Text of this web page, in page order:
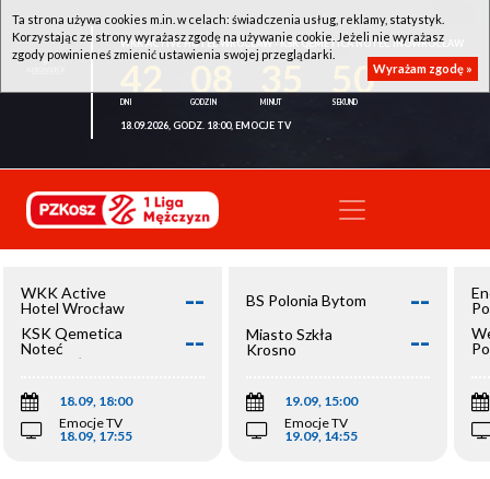
WKK ACTIVE HOTEL WROCŁAW - KSK QEMETICA NOTEĆ INOWROCŁAW
50
18.09.2026, GODZ. 18:00, EMOCJE TV
WKK Active
Hotel Wrocław
--
KSK Qemetica
Noteć
Inowrocław
--
18.09, 18:00
Emocje TV
18.09, 17:55
BS Polonia Bytom --
Miasto Szkła
Krosno
--
19.09, 15:00
Emocje TV
19.09, 14:55
Ta strona używa cookies m.in. w celach: świadczenia usług, reklamy, statystyk.
Korzystając ze strony wyrażasz zgodę na używanie cookie. Jeżeli nie wyrażasz
zgody powinieneś zmienić ustawienia swojej przeglądarki.
Wyrażam zgodę »